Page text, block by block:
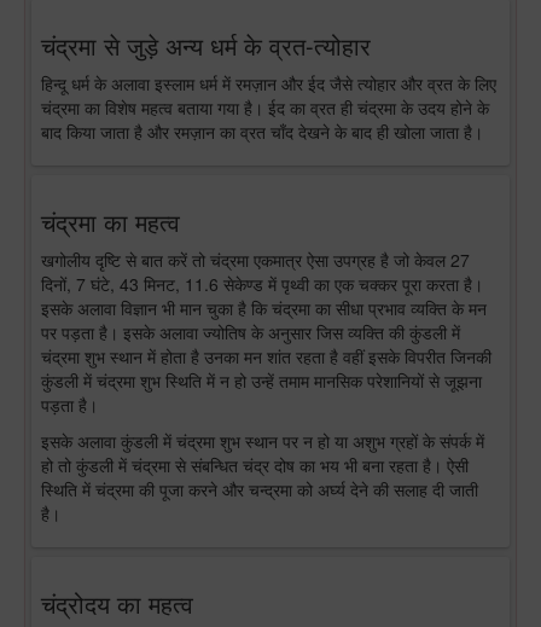
चंद्रमा से जुड़े अन्य धर्म के व्रत-त्योहार
हिन्दू धर्म के अलावा इस्लाम धर्म में रमज़ान और ईद जैसे त्योहार और व्रत के लिए
चंद्रमा का विशेष महत्व बताया गया है। ईद का व्रत ही चंद्रमा के उदय होने के
बाद किया जाता है और रमज़ान का व्रत चाँद देखने के बाद ही खोला जाता है।
चंद्रमा का महत्व
खगोलीय दृष्टि से बात करें तो चंद्रमा एकमात्र ऐसा उपग्रह है जो केवल 27
दिनों, 7 घंटे, 43 मिनट, 11.6 सेकेण्ड में पृथ्वी का एक चक्कर पूरा करता है।
इसके अलावा विज्ञान भी मान चुका है कि चंद्रमा का सीधा प्रभाव व्यक्ति के मन
पर पड़ता है। इसके अलावा ज्योतिष के अनुसार जिस व्यक्ति की कुंडली में
चंद्रमा शुभ स्थान में होता है उनका मन शांत रहता है वहीं इसके विपरीत जिनकी
कुंडली में चंद्रमा शुभ स्थिति में न हो उन्हें तमाम मानसिक परेशानियों से जूझना
पड़ता है।
इसके अलावा कुंडली में चंद्रमा शुभ स्थान पर न हो या अशुभ ग्रहों के संपर्क में
हो तो कुंडली में चंद्रमा से संबन्धित चंद्र दोष का भय भी बना रहता है। ऐसी
स्थिति में चंद्रमा की पूजा करने और चन्द्रमा को अर्घ्य देने की सलाह दी जाती
है।
चंद्रोदय का महत्व